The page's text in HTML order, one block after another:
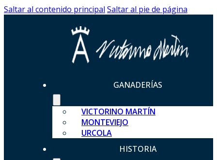
Saltar al contenido principal Saltar al pie de página
GANADERÍAS
VICTORINO MARTÍN
MONTEVIEJO
URCOLA
HISTORIA